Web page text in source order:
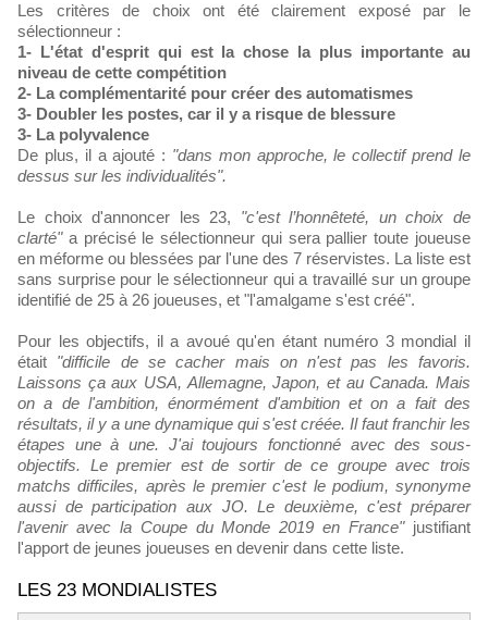
Les critères de choix ont été clairement exposé par le
sélectionneur :
1- L'état d'esprit qui est la chose la plus importante au
niveau de cette compétition
2- La complémentarité pour créer des automatismes
3- Doubler les postes, car il y a risque de blessure
3- La polyvalence
De plus, il a ajouté : "dans mon approche, le collectif prend le
dessus sur les individualités".
Le choix d'annoncer les 23, "c'est l’honnêteté, un choix de
clarté"a précisé le sélectionneur qui sera pallier toute joueuse
en méforme ou blessées par l'une des 7 réservistes. La liste est
sans surprise pour le sélectionneur qui a travaillé sur un groupe
identifié de 25 à 26 joueuses, et "l'amalgame s'est créé".
Pour les objectifs, il a avoué qu'en étant numéro 3 mondial il
était "difficile de se cacher mais on n'est pas les favoris.
Laissons ça aux USA, Allemagne, Japon, et au Canada. Mais
on a de l'ambition, énormément d'ambition et on a fait des
résultats, il y a une dynamique qui s'est créée. Il faut franchir les
étapes une à une. J'ai toujours fonctionné avec des sous-
objectifs. Le premier est de sortir de ce groupe avec trois
matchs difficiles, après le premier c'est le podium, synonyme
aussi de participation aux JO. Le deuxième, c'est préparer
l'avenir avec la Coupe du Monde 2019 en France"justifiant
l'apport de jeunes joueuses en devenir dans cette liste.
LES 23 MONDIALISTES